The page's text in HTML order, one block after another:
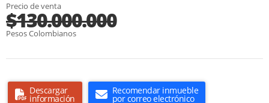
Precio de venta
$130.000.000
Pesos Colombianos
Descargar
información
Recomendar inmueble
por correo electrónico